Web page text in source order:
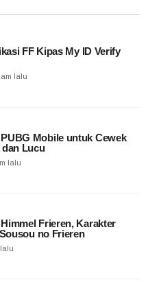
FF Kipas My ID Verify
lalu
PUBG Mobile untuk Cewek
Lucu
lalu
Frieren, Karakter
no Frieren